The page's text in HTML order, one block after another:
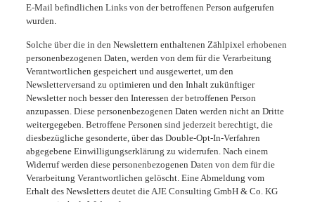
E-Mail befindlichen Links von der betroffenen Person aufgerufen
wurden.
Solche über die in den Newslettern enthaltenen Zählpixel erhobenen
personenbezogenen Daten, werden von dem für die Verarbeitung
Verantwortlichen gespeichert und ausgewertet, um den
Newsletterversand zu optimieren und den Inhalt zukünftiger
Newsletter noch besser den Interessen der betroffenen Person
anzupassen. Diese personenbezogenen Daten werden nicht an Dritte
weitergegeben. Betroffene Personen sind jederzeit berechtigt, die
diesbezügliche gesonderte, über das Double-Opt-In-Verfahren
abgegebene Einwilligungserklärung zu widerrufen. Nach einem
Widerruf werden diese personenbezogenen Daten von dem für die
Verarbeitung Verantwortlichen gelöscht. Eine Abmeldung vom
Erhalt des Newsletters deutet die AJE Consulting GmbH & Co. KG